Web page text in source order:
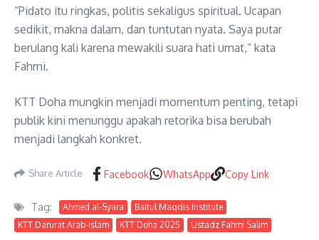
“Pidato itu ringkas, politis sekaligus spiritual. Ucapan
sedikit, makna dalam, dan tuntutan nyata. Saya putar
berulang kali karena mewakili suara hati umat,” kata
Fahmi.
KTT Doha mungkin menjadi momentum penting, tetapi
publik kini menunggu apakah retorika bisa berubah
menjadi langkah konkret.
Share Article Facebook WhatsApp Copy Link
Tag: Ahmed al-Syara
Baitul Maqdis Institute
KTT Darurat Arab-Islam
KTT Doha 2025 Ustadz Fahmi Salim